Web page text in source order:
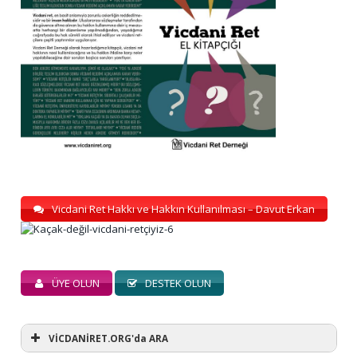
Vicdani Ret Hakkı ve Hakkın Kullanılması – Davut Erkan
ÜYE OLUN DESTEK OLUN
VİCDANİRET.ORG'da ARA